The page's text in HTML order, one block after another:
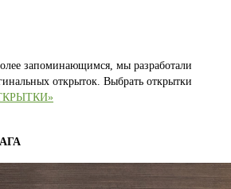
запоминающимся, мы разработали
открыток. Выбрать открытки